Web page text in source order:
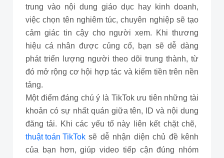
trung vào nội dung giáo dục hay kinh doanh,
việc chọn tên nghiêm túc, chuyên nghiệp sẽ tạo
cảm giác tin cậy cho người xem. Khi thương
hiệu cá nhân được củng cố, bạn sẽ dễ dàng
phát triển lượng người theo dõi trung thành, từ
đó mở rộng cơ hội hợp tác và kiếm tiền trên nền
tảng.
Một điểm đáng chú ý là TikTok ưu tiên những tài
khoản có sự nhất quán giữa tên, ID và nội dung
đăng tải. Khi các yếu tố này liên kết chặt chẽ,
thuật toán TikTok sẽ dễ nhận diện chủ đề kênh
của bạn hơn, giúp video tiếp cận đúng nhóm